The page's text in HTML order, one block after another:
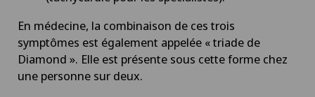
En médecine, la combinaison de ces trois
symptômes est également appelée « triade de
Diamond ». Elle est présente sous cette forme chez
une personne sur deux.